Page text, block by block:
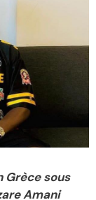
Grèce sous
Amani